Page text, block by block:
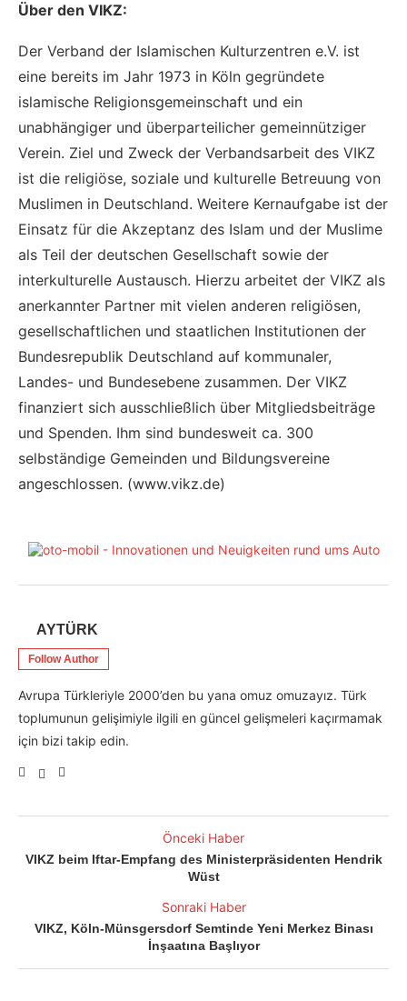
Über den VIKZ:
Der Verband der Islamischen Kulturzentren e.V. ist
eine bereits im Jahr 1973 in Köln gegründete
islamische Religionsgemeinschaft und ein
unabhängiger und überparteilicher gemeinnütziger
Verein. Ziel und Zweck der Verbandsarbeit des VIKZ
ist die religiöse, soziale und kulturelle Betreuung von
Muslimen in Deutschland. Weitere Kernaufgabe ist der
Einsatz für die Akzeptanz des Islam und der Muslime
als Teil der deutschen Gesellschaft sowie der
interkulturelle Austausch. Hierzu arbeitet der VIKZ als
anerkannter Partner mit vielen anderen religiösen,
gesellschaftlichen und staatlichen Institutionen der
Bundesrepublik Deutschland auf kommunaler,
Landes- und Bundesebene zusammen. Der VIKZ
finanziert sich ausschließlich über Mitgliedsbeiträge
und Spenden. Ihm sind bundesweit ca. 300
selbständige Gemeinden und Bildungsvereine
angeschlossen. (www.vikz.de)
AYTÜRK
Follow Author
Avrupa Türkleriyle 2000’den bu yana omuz omuzayız. Türk
toplumunun gelişimiyle ilgili en güncel gelişmeleri kaçırmamak
için bizi takip edin.
Önceki Haber
VIKZ beim Iftar-Empfang des Ministerpräsidenten Hendrik
Wüst
Sonraki Haber
VIKZ, Köln-Münsgersdorf Semtinde Yeni Merkez Binası
İnşaatına Başlıyor